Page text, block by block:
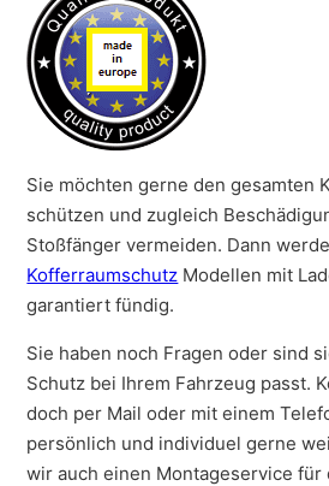
Sie möchten gerne den gesamten
schützen und zugleich
Stoßfänger vermeiden. Dann
Kofferraumschutz Modellen mit
garantiert fündig.
Sie haben noch Fragen oder sind
Schutz bei Ihrem Fahrzeug passt.
doch per Mail oder mit einem
persönlich und individuel gerne
wir auch einen Montageservice für